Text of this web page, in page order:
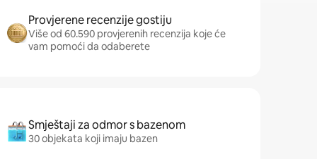
Provjerene recenzije gostiju
Više od 60.590 provjerenih recenzija koje će
vam pomoći da odaberete
Smještaji za odmor s bazenom
30 objekata koji imaju bazen